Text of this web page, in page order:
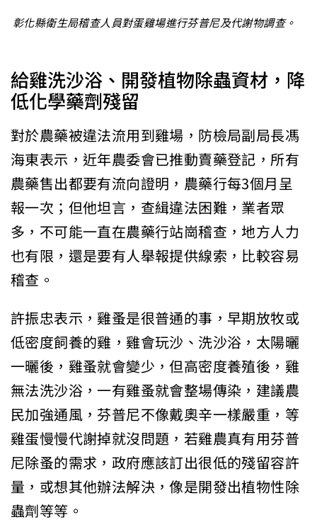
彰化縣衛生局稽查人員對蛋雞場進行芬普尼及代謝物調查。
給雞洗沙浴、開發植物除蟲資材，降
低化學藥劑殘留
對於農藥被違法流用到雞場，防檢局副局長馮
海東表示，近年農委會已推動賣藥登記，所有
農藥售出都要有流向證明，農藥行每3個月呈
報一次；但他坦言，查緝違法困難，業者眾
多，不可能一直在農藥行站崗稽查，地方人力
也有限，還是要有人舉報提供線索，比較容易
稽查。
許振忠表示，雞蚤是很普通的事，早期放牧或
低密度飼養的雞，雞會玩沙、洗沙浴，太陽曬
一曬後，雞蚤就會變少，但高密度養殖後，雞
無法洗沙浴，一有雞蚤就會整場傳染，建議農
民加強通風，芬普尼不像戴奧辛一樣嚴重，等
雞蛋慢慢代謝掉就沒問題，若雞農真有用芬普
尼除蚤的需求，政府應該訂出很低的殘留容許
量，或想其他辦法解決，像是開發出植物性除
蟲劑等等。